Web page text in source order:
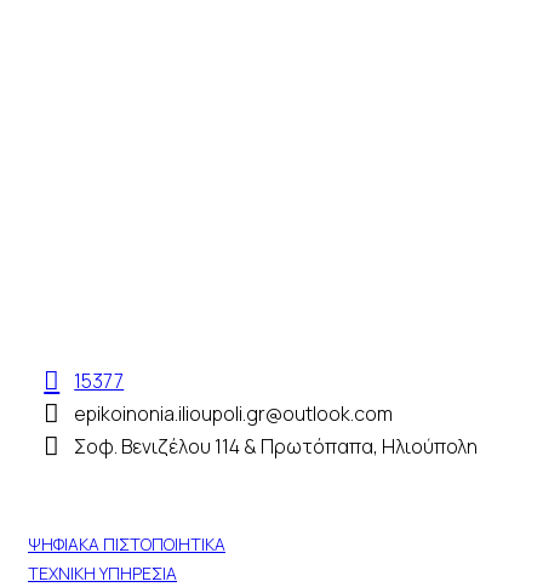
15377
epikoinonia.ilioupoli.gr@outlook.com
Σοφ. Βενιζέλου 114 & Πρωτόπαπα, Ηλιούπολη
ΨΗΦΙΑΚΑ ΠΙΣΤΟΠΟΙΗΤΙΚΑ
ΤΕΧΝΙΚΗ ΥΠΗΡΕΣΙΑ